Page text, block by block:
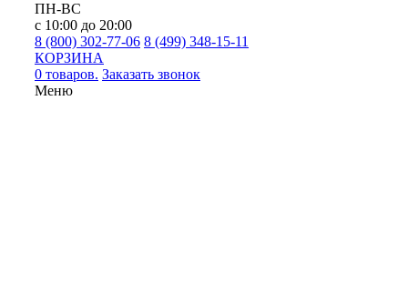
ПН-ВС
с 10:00 до 20:00
8 (800) 302-77-06 8 (499) 348-15-11
КОРЗИНА
0 товаров. Заказать звонок
Меню